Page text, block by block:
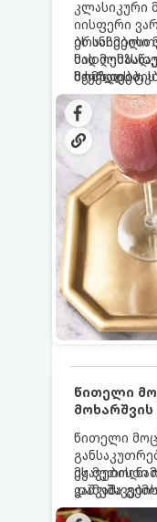
კლასიკური
იისფერი
მაყვლის
ბუშტუკები
ეს სასმელი
მის
სჭირდება.
წითელი
მოხარშვის
წითელი
მჟავების
ეს მეთოდი
კაშკაშა
თვისებას.